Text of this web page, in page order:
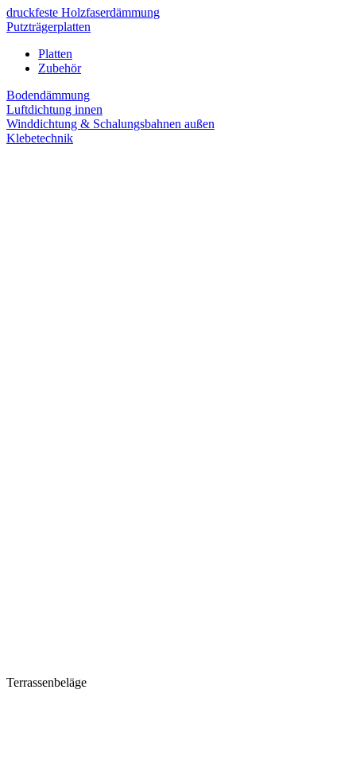
druckfeste Holzfaserdämmung
Putzträgerplatten
Platten
Zubehör
Bodendämmung
Luftdichtung innen
Winddichtung & Schalungsbahnen außen
Klebetechnik
Terrassenbeläge